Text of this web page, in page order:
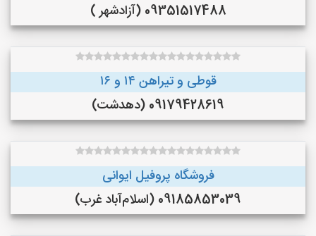
09351517488 (آزادشهر )
قوطی و تیراهن ۱۴ و ۱۶
09179428619 (دهدشت)
فروشگاه پروفیل ایوانی
09185853039 (اسلام‌آباد غرب)